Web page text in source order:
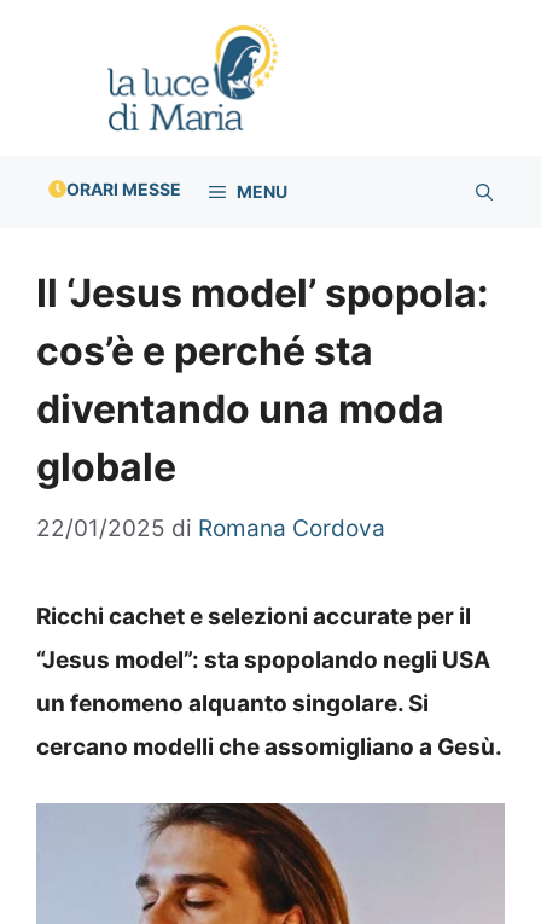
ORARI MESSE MENU
Il ‘Jesus model’ spopola:
cos’è e perché sta
diventando una moda
globale
22/01/2025 di Romana Cordova
Ricchi cachet e selezioni accurate per il
“Jesus model”: sta spopolando negli USA
un fenomeno alquanto singolare. Si
cercano modelli che assomigliano a Gesù.